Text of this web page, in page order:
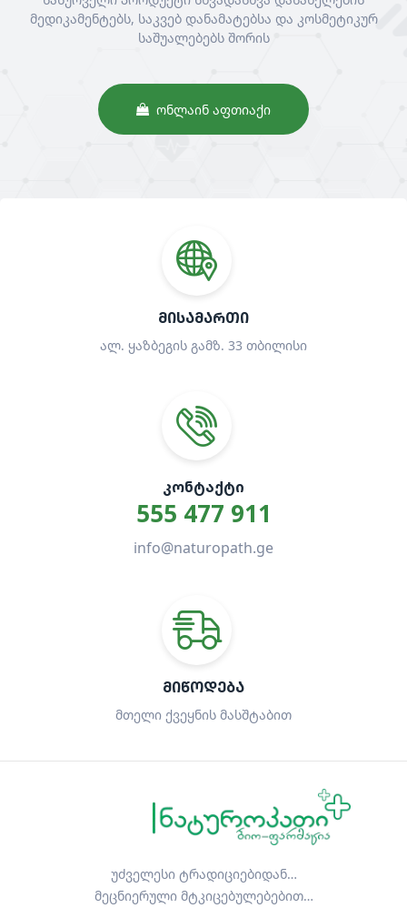
მედიკამენტებს, საკვებ დანამატებსა და კოსმეტიკურ
საშუალებებს შორის
ᲝᲜᲚᲐᲘᲜ ᲐᲤᲗᲘᲐᲥᲘ
ᲛᲘᲡᲐᲛᲐᲠᲗᲘ
ალ. ყაზბეგის გამზ. 33 თბილისი
ᲙᲝᲜᲢᲐᲥᲢᲘ
555 477 911
info@naturopath.ge
ᲛᲘᲬᲝᲓᲔᲑᲐ
მთელი ქვეყნის მასშტაბით
უძველესი ტრადიციებიდან…
მეცნიერული მტკიცებულებებით…